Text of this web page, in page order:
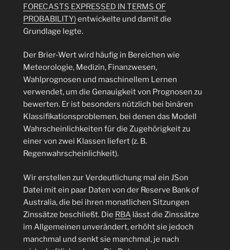
FORECASTS EXPRESSED IN TERMS OF
PROBABILITY)entwickelte und damit die
Grundlage legte.
Der Brier-Wert wird häufig in Bereichen wie
Meteorologie, Medizin, Finanzwesen,
Wahlprognosen und maschinellem Lernen
verwendet, um die Genauigkeit von Prognosen zu
bewerten. Er ist besonders nützlich bei binären
Klassifikationsproblemen, bei denen das Modell
Wahrscheinlichkeiten für die Zugehörigkeit zu
einer von zwei Klassen liefert (z. B.
Regenwahrscheinlichkeit).
Wir erstellen zur Verdeutlichung mal ein JSon
Datei mit ein paar Daten von der Reserve Bank of
Australia, die bei ihren monatlichen Sitzungen
Zinssätze beschließt. Die RBA lässt die Zinssätze
im Allgemeinen unverändert, erhöht sie jedoch
manchmal und senkt sie manchmal, je nach